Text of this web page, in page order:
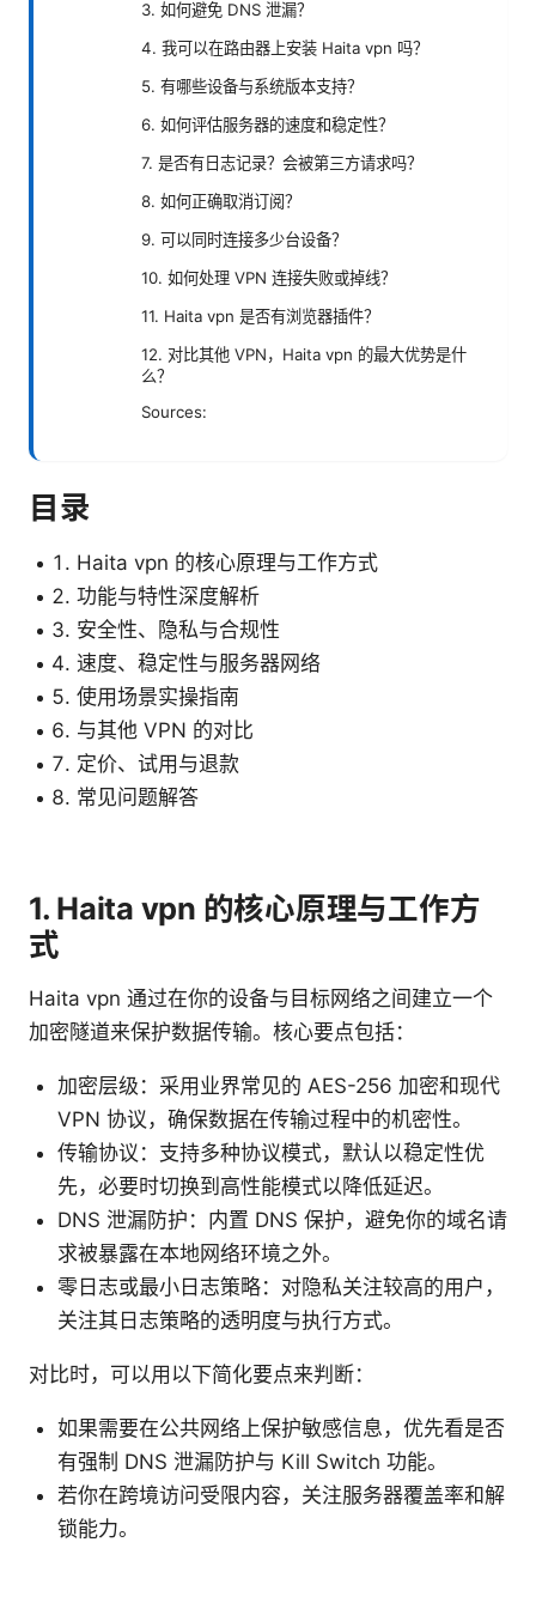
3. 如何避免 DNS 泄漏？
4. 我可以在路由器上安装 Haita vpn 吗？
5. 有哪些设备与系统版本支持？
6. 如何评估服务器的速度和稳定性？
7. 是否有日志记录？会被第三方请求吗？
8. 如何正确取消订阅？
9. 可以同时连接多少台设备？
10. 如何处理 VPN 连接失败或掉线？
11. Haita vpn 是否有浏览器插件？
12. 对比其他 VPN，Haita vpn 的最大优势是什
么？
Sources:
目录
Haita vpn 的核心原理与工作方式
功能与特性深度解析
安全性、隐私与合规性
速度、稳定性与服务器网络
使用场景实操指南
与其他 VPN 的对比
定价、试用与退款
常见问题解答
1. Haita vpn 的核心原理与工作方
式
Haita vpn 通过在你的设备与目标网络之间建立一个
加密隧道来保护数据传输。核心要点包括：
加密层级：采用业界常见的 AES-256 加密和现代
VPN 协议，确保数据在传输过程中的机密性。
传输协议：支持多种协议模式，默认以稳定性优
先，必要时切换到高性能模式以降低延迟。
DNS 泄漏防护：内置 DNS 保护，避免你的域名请
求被暴露在本地网络环境之外。
零日志或最小日志策略：对隐私关注较高的用户，
关注其日志策略的透明度与执行方式。
对比时，可以用以下简化要点来判断：
如果需要在公共网络上保护敏感信息，优先看是否
有强制 DNS 泄漏防护与 Kill Switch 功能。
若你在跨境访问受限内容，关注服务器覆盖率和解
锁能力。